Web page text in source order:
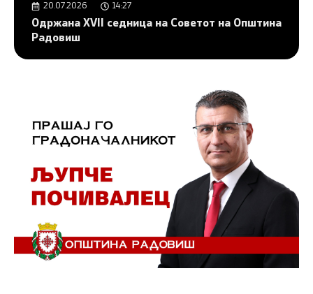
20.07.2026 14:27
Одржана XVII седница на Советот на Општина
Радовиш